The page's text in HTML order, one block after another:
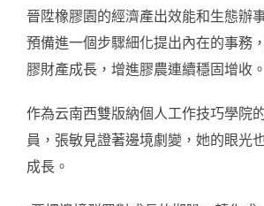
晉陞橡膠園的經濟產出效能和生態辦
預備進一個步驟細化提出內在的事務
膠財產成長，增進膠農連續穩固增收
作為云南西雙版納個人工作技巧學院
員，張敏見證著邊境劇變，她的眼光
成長。